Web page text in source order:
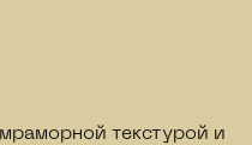
текстурой и